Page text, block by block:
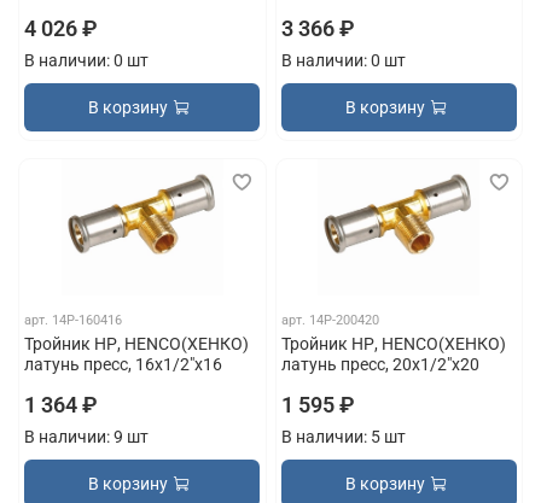
4 026 ₽
В наличии: 0 шт
В корзину
3 366 ₽
В наличии: 0 шт
В корзину
арт. 14P-160416
Тройник НР, HENCO(ХЕНКО)
латунь пресс, 16x1/2"x16
1 364 ₽
В наличии: 9 шт
В корзину
арт. 14P-200420
Тройник НР, HENCO(ХЕНКО)
латунь пресс, 20x1/2"x20
1 595 ₽
В наличии: 5 шт
В корзину